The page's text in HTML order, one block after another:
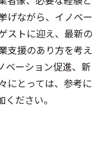
げながら、イノベー
ストに迎え、最新の
支援のあり方を考え
ベーション促進、新
にとっては、参考に
ださい。